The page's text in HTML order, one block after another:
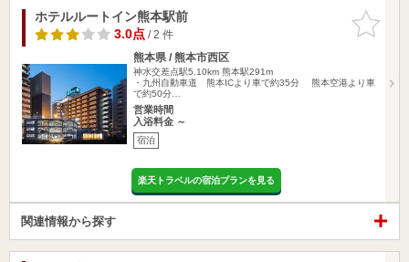
お気に入
りに追加
ホテルルートイン熊本駅前
3.0点/ 2 件
熊本県 / 熊本市西区
神水交差点駅5.10km 熊本駅291m
・九州自動車道 熊本ICより車で約35分 熊本空港より車
で約50分…
営業時間
入浴料金 ～
宿泊
楽天トラベルの宿泊プランを見る
関連情報から探す